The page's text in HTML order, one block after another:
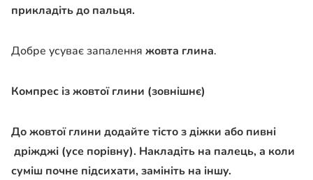
прикладіть до пальця.
Добре усуває запалення жовта глина.
Компрес із жовтої глини (зовнішнє)
До жовтої глини додайте тісто з діжки або пивні
дріжджі (усе порівну). Накладіть на палець, а коли
суміш почне підсихати, замініть на іншу.